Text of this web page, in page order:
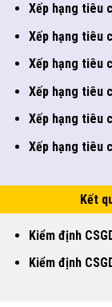
Xếp hạng tiêu
Xếp hạng tiêu
Xếp hạng tiêu
Xếp hạng tiêu
Xếp hạng tiêu
Xếp hạng tiêu
Kết
Kiểm định
Kiểm định